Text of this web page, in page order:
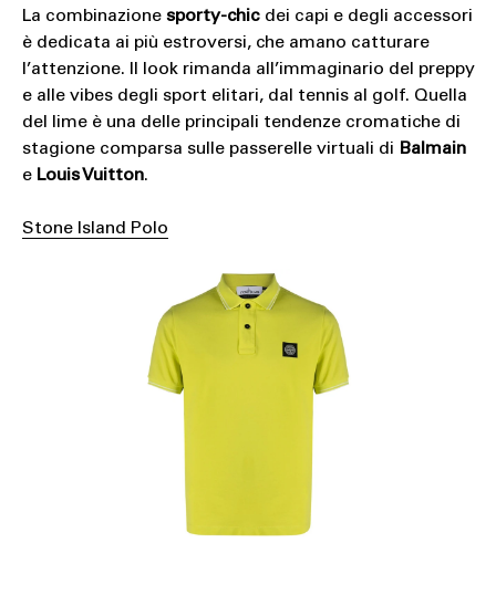
La combinazione sporty-chicdei capi e degli accessori
è dedicata ai più estroversi, che amano catturare
l’attenzione. Il look rimanda all’immaginario del preppy
e alle vibes degli sport elitari, dal tennis al golf. Quella
del lime è una delle principali tendenze cromatiche di
stagione comparsa sulle passerelle virtuali di Balmain
e Louis Vuitton.
Stone Island Polo